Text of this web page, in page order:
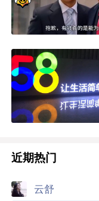
近期热门
云舒